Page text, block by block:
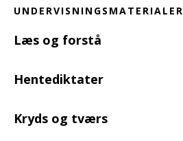
UNDERVISNINGSMATERIALER
Læs og forstå
Hentediktater
Kryds og tværs